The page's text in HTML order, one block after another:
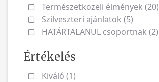
Természetközeli élmények (20)
Szilveszteri ajánlatok (5)
HATÁRTALANUL csoportnak (2)
Értékelés
Kiváló (1)